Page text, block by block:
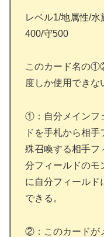
レベル1/地属性/
400/守500
このカード名の
度しか使用できな
①：自分メインフ
ドを手札から相
殊召喚する相手フ
分フィールドのモ
に自分フィールド
できる。
②：このカードが